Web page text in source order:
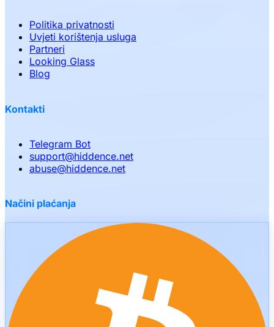
Politika privatnosti
Uvjeti korištenja usluga
Partneri
Looking Glass
Blog
Kontakti
Telegram Bot
support@hiddence.net
abuse@hiddence.net
Načini plaćanja